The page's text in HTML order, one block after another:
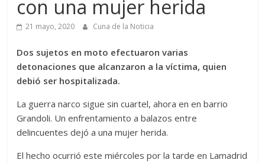
con una mujer herida
21 mayo, 2020 Cuna de la Noticia
Dos sujetos en moto efectuaron varias
detonaciones que alcanzaron a la víctima, quien
debió ser hospitalizada.
La guerra narco sigue sin cuartel, ahora en en barrio
Grandoli. Un enfrentamiento a balazos entre
delincuentes dejó a una mujer herida.
El hecho ocurrió este miércoles por la tarde en Lamadrid